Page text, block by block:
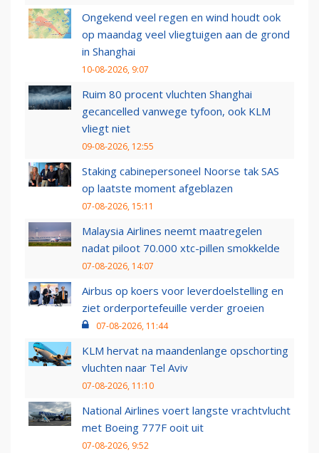
Ongekend veel regen en wind houdt ook
op maandag veel vliegtuigen aan de grond
in Shanghai
10-08-2026, 9:07
Ruim 80 procent vluchten Shanghai
gecancelled vanwege tyfoon, ook KLM
vliegt niet
09-08-2026, 12:55
Staking cabinepersoneel Noorse tak SAS
op laatste moment afgeblazen
07-08-2026, 15:11
Malaysia Airlines neemt maatregelen
nadat piloot 70.000 xtc-pillen smokkelde
07-08-2026, 14:07
Airbus op koers voor leverdoelstelling en
ziet orderportefeuille verder groeien
07-08-2026, 11:44
KLM hervat na maandenlange opschorting
vluchten naar Tel Aviv
07-08-2026, 11:10
National Airlines voert langste vrachtvlucht
met Boeing 777F ooit uit
07-08-2026, 9:52